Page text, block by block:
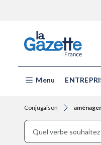
Menu
Conjugaison aménager